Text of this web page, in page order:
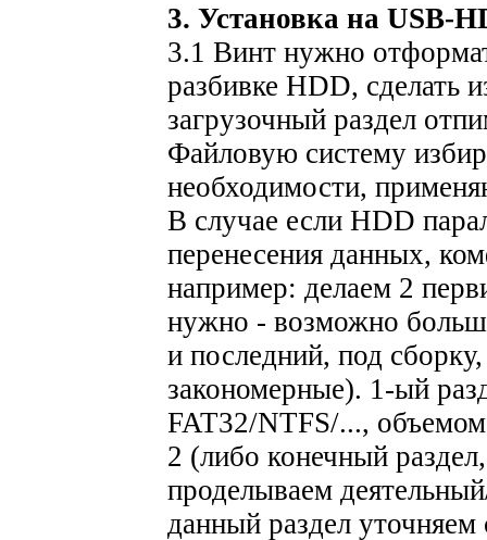
3. Установка на USB-
3.1 Винт нужно
разбивке HDD, сделать
загрузочный раздел
Файловую систему
необходимости,
В случае если HDD
перенесения данных,
например: делаем 2
нужно - возможно
и последний, под
закономерные). 1-ый
FAT32/NTFS/...,
2 (либо конечный
проделываем
данный раздел